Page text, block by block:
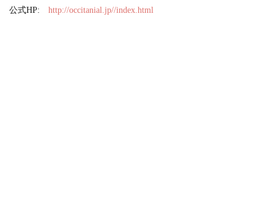
公式HP: http://occitanial.jp//index.html